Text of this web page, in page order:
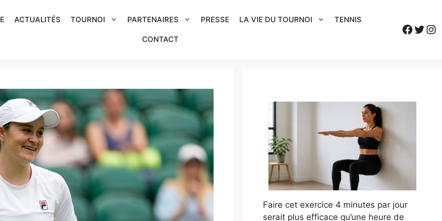
ACTUALITÉS TOURNOI PARTENAIRES PRESSE LA VIE DU TOURNOI TENNIS
CONTACT
Faire cet exercice 4 minutes par jour
serait plus efficace qu’une heure de